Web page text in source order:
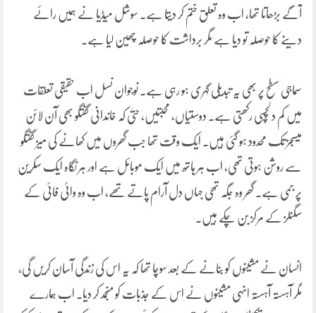
آگے بڑھاتا تھا، اب وہ تعلق ختم کر دیتا ہے۔ سوشل میڈیا نے ہمیں رائے
دینے کا حوصلہ تو دیا ہے مگر برداشت کا حوصلہ چھین لیا ہے۔
سماجی سطح پر بھی یہ تبدیلی گہری ہو رہی ہے۔ نوجوان نسل اب حقیقی تعلقات
میں کم دلچسپی رکھتی ہے۔ دوستیاں، محبتیں، حتیٰ کہ خاندانی گفتگو بھی آن لائن
میسجز تک محدود ہو گئی ہیں۔ ایک وقت تھا جب گھروں میں کھانے کی میز گفتگو
سے روشن ہوتی تھی، اب ہر ہاتھ میں ایک موبائل ہے اور ہر نگاہ ایک سکرین
پر جمی ہے۔ گھر وہ جگہ تھی جہاں دل آرام پاتے تھے، اب وہ وائی فائی کے
سگنلز کے مرکز بن چکے ہیں۔
انسان نے مشینوں کو بنانے کے بعد سوچا تھا کہ یہ اس کی زندگی آسان کریں گی،
مگر آہستہ آہستہ انہی مشینوں نے اس کے جذبات کو منجمد کر دیا۔ اب ہمارے